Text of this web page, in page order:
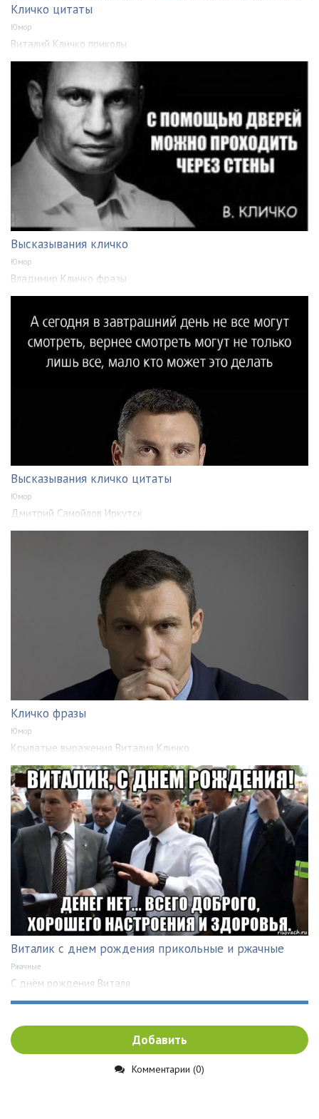
Кличко цитаты
Юмор
Виталий Кличко приколы
Высказывания кличко
Юмор
Владимир Кличко фразы
Высказывания кличко цитаты
Юмор
Дмитрий Самойлов Иркутск
Кличко фразы
Юмор
Крылатые выражения Виталия Кличко
Виталик с днем рождения прикольные и ржачные
Ржачные
С днём рождения Виталя
Добавить
Комментарии (0)